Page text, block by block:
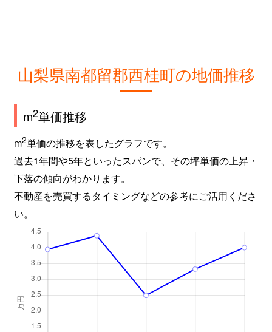
山梨県南都留郡西桂町の地価推移
m2単価推移
m2単価の推移を表したグラフです。
過去1年間や5年といったスパンで、その坪単価の上昇・
下落の傾向がわかります。
不動産を売買するタイミングなどの参考にご活用くださ
い。